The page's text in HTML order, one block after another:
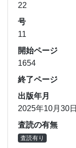
22
号
11
開始ページ
1654
終了ページ
出版年月
2025年10月30日
査読の有無
査読有り